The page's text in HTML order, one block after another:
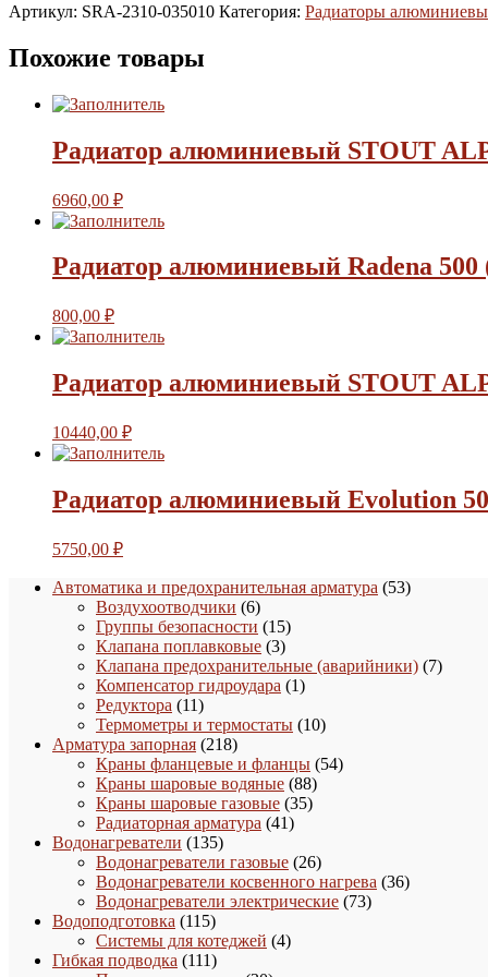
Артикул: SRA-2310-035010 Категория: Радиаторы
Похожие товары
Радиатор алюминиевый STOUT
6960,00 ₽
Радиатор алюминиевый Radena 500
800,00 ₽
Радиатор алюминиевый STOUT
10440,00 ₽
Радиатор алюминиевый Evolution
5750,00 ₽
Автоматика и предохранительная арматура 5353
Воздухоотводчики 66
товаров
Группы безопасности 1515
товаров
Клапана поплавковые 33
товара
Клапана предохранительные (аварийники) 77
Компенсатор гидроудара 11
Редуктора 1111
товаров
Термометры и термостаты 1010
Арматура запорная 218218
товаров
Краны фланцевые и фланцы 5454
Краны шаровые водяные 8888
товаров
Краны шаровые газовые 3535
Радиаторная арматура 4141
Водонагреватели 135135
товаров
Водонагреватели газовые 2626
товаров
Водонагреватели косвенного нагрева 3636
Водонагреватели электрические 7373
Водоподготовка 115115
товаров
Системы для котеджей 44
Гибкая подводка 111111